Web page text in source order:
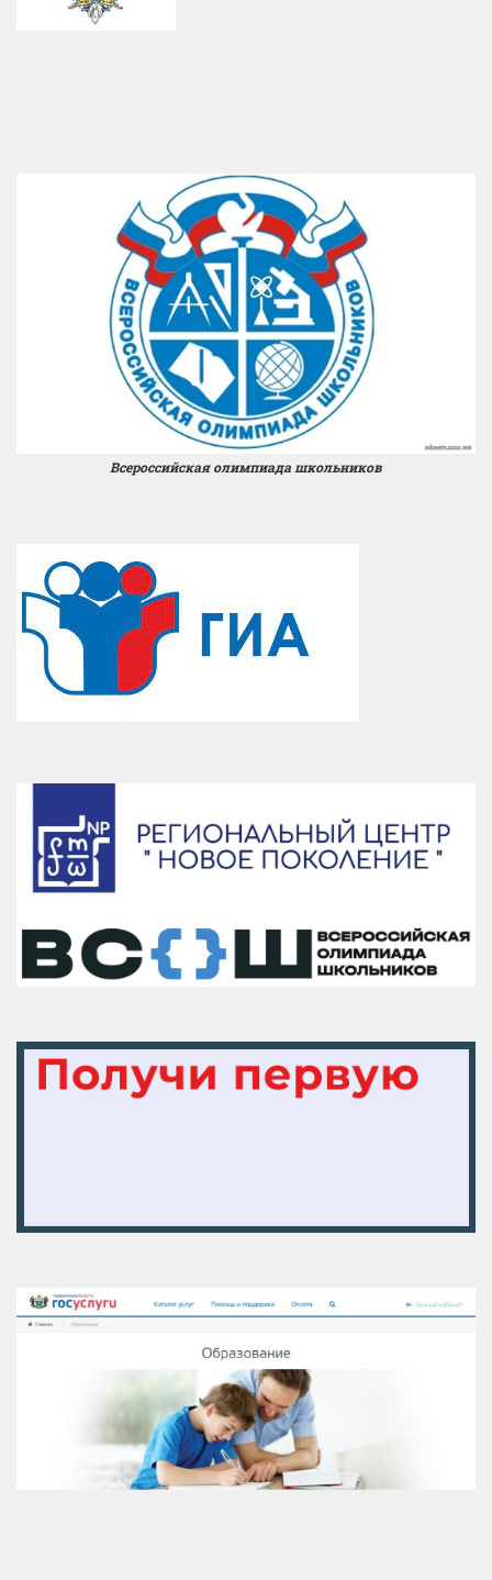
Всероссийская олимпиада школьников